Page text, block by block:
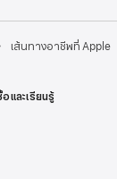
เส้นทางอาชีพที่ Apple
และเรียนรู้